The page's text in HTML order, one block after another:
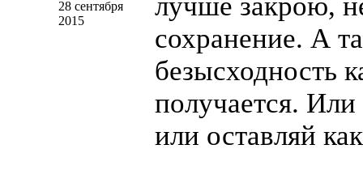
28 сентября
2015
сохранение. А
безысходность
получается. Или
или оставляй